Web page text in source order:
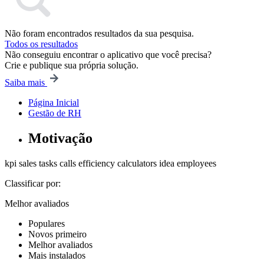
Não foram encontrados resultados da sua pesquisa.
Todos os resultados
Não conseguiu encontrar o aplicativo que você precisa?
Crie e publique sua própria solução.
Saiba mais
Página Inicial
Gestão de RH
Motivação
kpi sales tasks calls efficiency calculators idea employees
Classificar por:
Melhor avaliados
Populares
Novos primeiro
Melhor avaliados
Mais instalados